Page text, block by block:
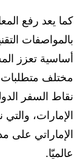
كما يعد رفع
بالمواصفات
أساسية تعزز
مختلف متطلبات
نقاط السفر
الإمارات،
الإماراتي على
عالميّا.